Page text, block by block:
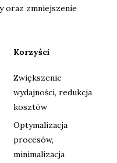
oraz zmniejszenie
Korzyści
Zwiększenie
wydajności, redukcja
kosztów
Optymalizacja
procesów,
minimalizacja